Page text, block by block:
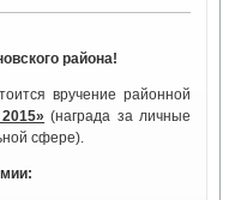
района!
вручение районной
(награда за личные
сфере).